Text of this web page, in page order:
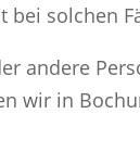
bei solchen
andere
wir in